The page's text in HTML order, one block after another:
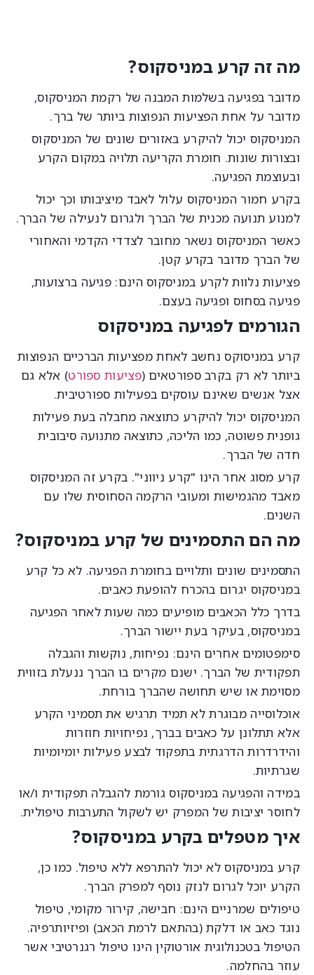
זה קרע במניסקוס?
בפגיעה בשלמות המבנה של רקמת המניסקוס,
על אחת הפציעות הנפוצות ביותר של ברך.
יכול להיקרע באזורים שונים של המניסקוס
שונות. חומרת הקריעה תלויה במקום הקרע
הפגיעה.
חמור המניסקוס עלול לאבד מיציבותו וכך יכול
תנועה מכנית של הברך ולגרום לנעילה של הברך.
המניסקוס נשאר מחובר לצדדי הקדמי והאחורי
הברך מדובר בקרע קטן.
נלוות לקרע במניסקוס הינם: פגיעה ברצועות,
בסחוס ופגיעה בעצם.
לפגיעה במניסקוס
במניסוקס נחשב לאחת מפציעות הברכיים הנפוצות
לא רק בקרב ספורטאים (פציעות ספורט) אלא גם
אנשים שאינם עוסקים בפעילות ספורטיבית.
יכול להיקרע כתוצאה מחבלה בעת פעילות
פשוטה, כמו הליכה, כתוצאה מתנועה סיבובית
של הברך.
מסוג אחר הינו "קרע ניווני". בקרע זה המניסקוס
מהגמישות ומעובי הרקמה הסחוסית שלו עם
הם התסמינים של קרע במניסקוס?
שונים ותלויים בחומרת הפגיעה. לא כל קרע
יגרום בהכרח להופעת כאבים.
כלל הכאבים מופיעים כמה שעות לאחר הפגיעה
בעיקר בעת יישור הברך.
אחרים הינם: נפיחות, נוקשות והגבלה
של הברך. ישנם מקרים בו הברך ננעלת בזווית
או שיש תחושה שהברך בורחת.
מבוגרת לא תמיד תרגיש את תסמיני הקרע
תתלונן על כאבים בברך, נפיחויות חוזרות
הדרגתית בתפקוד לבצע פעילות יומיומיות
והפגיעה במניסקוס גורמת להגבלה תפקודית ו/או
יציבות של המפרק יש לשקול התערבות טיפולית.
מטפלים בקרע במניסקוס?
במניסקוס לא יכול להתרפא ללא טיפול. כמו כן,
יוכל לגרום לנזק נוסף למפרק הברך.
שמרניים הינם: חבישה, קירור מקומי, טיפול
כאב או דלקת (בהתאם לרמת הכאב) ופיזיותרפיה.
בטכנולוגית אורטוקין הינו טיפול רגנרטיבי אשר
בהחלמה.